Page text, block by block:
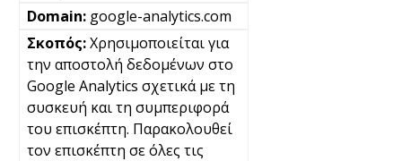
google-analytics.com
Χρησιμοποιείται για
την αποστολή δεδομένων στο
Google Analytics σχετικά με τη
συσκευή και τη συμπεριφορά
του επισκέπτη. Παρακολουθεί
τον επισκέπτη σε όλες τις